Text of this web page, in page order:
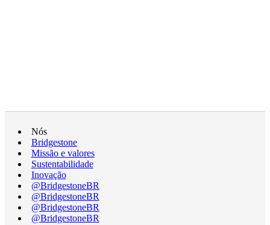
Nós
Bridgestone
Missão e valores
Sustentabilidade
Inovação
@BridgestoneBR
@BridgestoneBR
@BridgestoneBR
@BridgestoneBR